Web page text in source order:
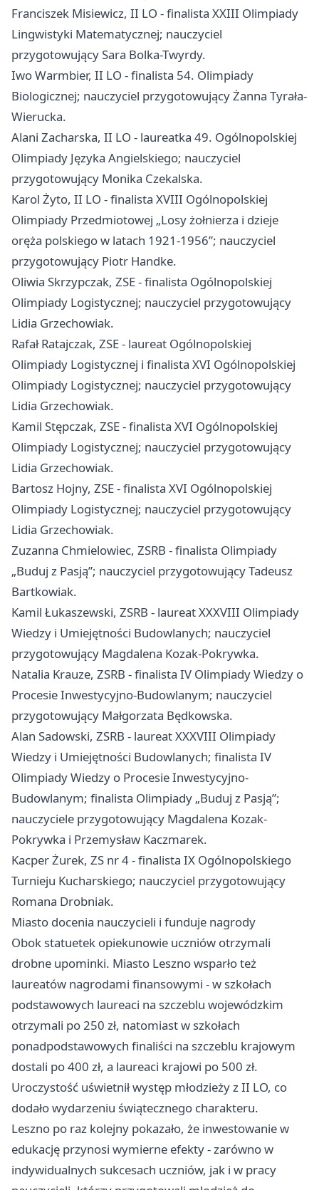
Franciszek Misiewicz, II LO - finalista XXIII Olimpiady
Lingwistyki Matematycznej; nauczyciel
przygotowujący Sara Bolka-Twyrdy.
Iwo Warmbier, II LO - finalista 54. Olimpiady
Biologicznej; nauczyciel przygotowujący Żanna Tyrała-
Wierucka.
Alani Zacharska, II LO - laureatka 49. Ogólnopolskiej
Olimpiady Języka Angielskiego; nauczyciel
przygotowujący Monika Czekalska.
Karol Żyto, II LO - finalista XVIII Ogólnopolskiej
Olimpiady Przedmiotowej „Losy żołnierza i dzieje
oręża polskiego w latach 1921-1956”; nauczyciel
przygotowujący Piotr Handke.
Oliwia Skrzypczak, ZSE - finalista Ogólnopolskiej
Olimpiady Logistycznej; nauczyciel przygotowujący
Lidia Grzechowiak.
Rafał Ratajczak, ZSE - laureat Ogólnopolskiej
Olimpiady Logistycznej i finalista XVI Ogólnopolskiej
Olimpiady Logistycznej; nauczyciel przygotowujący
Lidia Grzechowiak.
Kamil Stępczak, ZSE - finalista XVI Ogólnopolskiej
Olimpiady Logistycznej; nauczyciel przygotowujący
Lidia Grzechowiak.
Bartosz Hojny, ZSE - finalista XVI Ogólnopolskiej
Olimpiady Logistycznej; nauczyciel przygotowujący
Lidia Grzechowiak.
Zuzanna Chmielowiec, ZSRB - finalista Olimpiady
„Buduj z Pasją”; nauczyciel przygotowujący Tadeusz
Bartkowiak.
Kamil Łukaszewski, ZSRB - laureat XXXVIII Olimpiady
Wiedzy i Umiejętności Budowlanych; nauczyciel
przygotowujący Magdalena Kozak-Pokrywka.
Natalia Krauze, ZSRB - finalista IV Olimpiady Wiedzy o
Procesie Inwestycyjno-Budowlanym; nauczyciel
przygotowujący Małgorzata Będkowska.
Alan Sadowski, ZSRB - laureat XXXVIII Olimpiady
Wiedzy i Umiejętności Budowlanych; finalista IV
Olimpiady Wiedzy o Procesie Inwestycyjno-
Budowlanym; finalista Olimpiady „Buduj z Pasją”;
nauczyciele przygotowujący Magdalena Kozak-
Pokrywka i Przemysław Kaczmarek.
Kacper Żurek, ZS nr 4 - finalista IX Ogólnopolskiego
Turnieju Kucharskiego; nauczyciel przygotowujący
Romana Drobniak.
Miasto docenia nauczycieli i funduje nagrody
Obok statuetek opiekunowie uczniów otrzymali
drobne upominki. Miasto Leszno wsparło też
laureatów nagrodami finansowymi - w szkołach
podstawowych laureaci na szczeblu wojewódzkim
otrzymali po 250 zł, natomiast w szkołach
ponadpodstawowych finaliści na szczeblu krajowym
dostali po 400 zł, a laureaci krajowi po 500 zł.
Uroczystość uświetnił występ młodzieży z II LO, co
dodało wydarzeniu świątecznego charakteru.
Leszno po raz kolejny pokazało, że inwestowanie w
edukację przynosi wymierne efekty - zarówno w
indywidualnych sukcesach uczniów, jak i w pracy